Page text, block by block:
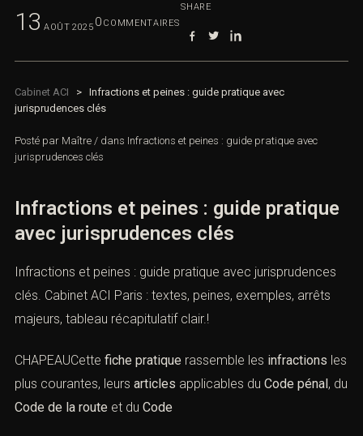
13 AOÛT 2025 0 COMMENTAIRES
SHARE
Cabinet ACI > Infractions et peines : guide pratique avec
jurisprudences clés
Posté par Maître / dans Infractions et peines : guide pratique avec
jurisprudences clés
Infractions et peines : guide pratique
avec jurisprudences clés
Infractions et peines : guide pratique avec jurisprudences
clés. Cabinet ACI Paris : textes, peines, exemples, arrêts
majeurs, tableau récapitulatif clair.!
CHAPEAUCette fiche pratique rassemble les infractions les
plus courantes, leurs articles applicables du Code pénal, du
Code de la route et du Code